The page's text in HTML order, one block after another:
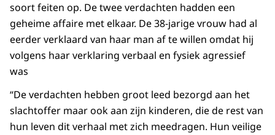
soort feiten op. De twee verdachten hadden een
geheime affaire met elkaar. De 38-jarige vrouw had al
eerder verklaard van haar man af te willen omdat hij
volgens haar verklaring verbaal en fysiek agressief
was
“De verdachten hebben groot leed bezorgd aan het
slachtoffer maar ook aan zijn kinderen, die de rest van
hun leven dit verhaal met zich meedragen. Hun veilige